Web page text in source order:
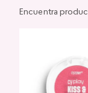
Encuentra